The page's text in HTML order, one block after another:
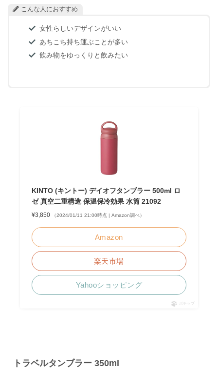
こんな人におすすめ
女性らしいデザインがいい
あちこち持ち運ぶことが多い
飲み物をゆっくりと飲みたい
KINTO (キントー) デイオフタンブラー 500ml ロ
ゼ 真空二重構造 保温保冷効果 水筒 21092
¥3,850 （2024/01/11 21:00時点 | Amazon調べ）
Amazon
楽天市場
Yahooショッピング
ポチップ
トラベルタンブラー 350ml